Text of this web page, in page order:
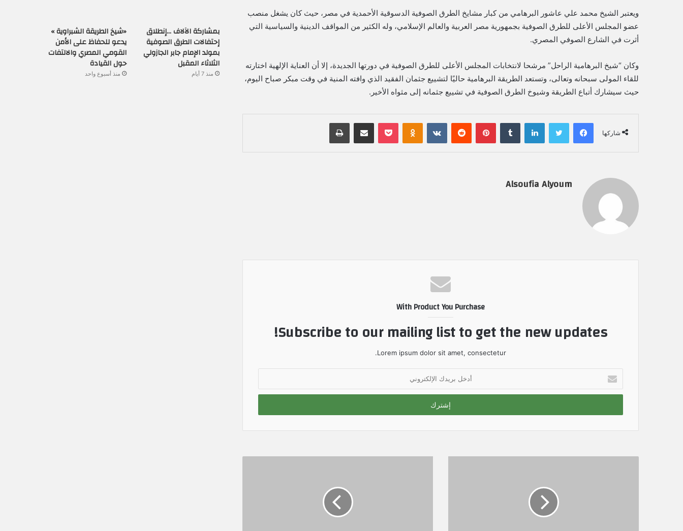
ويعتبر الشيخ محمد علي عاشور البرهامي من كبار مشايخ الطرق الصوفية الدسوقية الأحمدية في مصر، حيث كان يشغل منصب
عضو المجلس الأعلى للطرق الصوفية بجمهورية مصر العربية والعالم الإسلامي، وله الكثير من المواقف الدينية والسياسية التي
أثرت في الشارع الصوفي المصري.
وكان “شيخ البرهامية الراحل” مرشحا لانتخابات المجلس الأعلى للطرق الصوفية في دورتها الجديدة، إلا أن العناية الإلهية اختارته
للقاء المولى سبحانه وتعالى، وتستعد الطريقة البرهامية حاليًا لتشييع جثمان الفقيد الذي وافته المنية في وقت مبكر صباح اليوم،
حيث سيشارك أتباع الطريقة وشيوخ الطرق الصوفية في تشييع جثمانه إلى مثواه الأخير.
شاركها
فيسبوك لينكدإن بينتيريست بوكيت
Alsoufia Alyoum
With Product You Purchase
Subscribe to our mailing list to get the new updates!
Lorem ipsum dolor sit amet, consectetur.
خ
ب
ك
بمشاركة الآلاف …إنطلاق
إحتفالات الطرق الصوفية
بمولد الإمام جابر الجازولي
الثلاثاء المقبل
منذ 7 أيام
«شيخ الطريقة الشبراوية »
يدعو للحفاظ على الأمن
القومي المصري والالتفات
حول القيادة
منذ أسبوع واحد